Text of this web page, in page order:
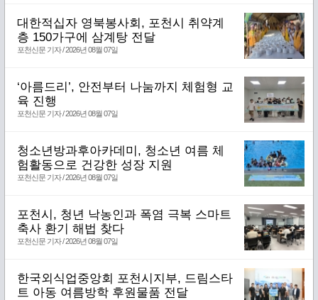
대한적십자 영북봉사회, 포천시 취약계
층 150가구에 삼계탕 전달
포천신문 기자 / 2026년 08월 07일
‘아름드리’, 안전부터 나눔까지 체험형 교
육 진행
포천신문 기자 / 2026년 08월 07일
청소년방과후아카데미, 청소년 여름 체
험활동으로 건강한 성장 지원
포천신문 기자 / 2026년 08월 07일
포천시, 청년 낙농인과 폭염 극복 스마트
축사 환기 해법 찾다
포천신문 기자 / 2026년 08월 07일
한국외식업중앙회 포천시지부, 드림스타
트 아동 여름방학 후원물품 전달